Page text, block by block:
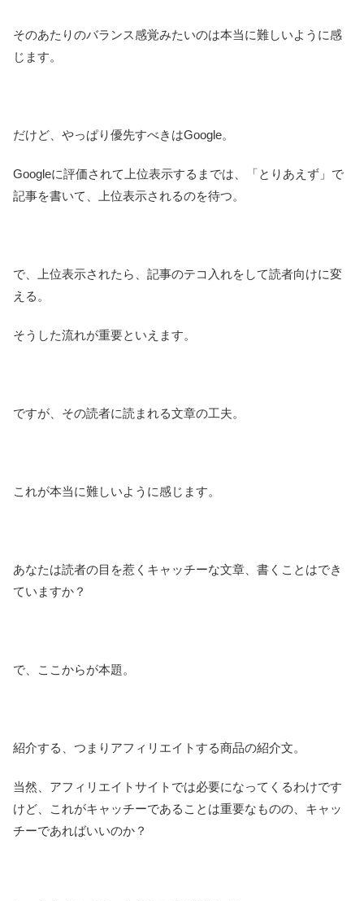
そのあたりのバランス感覚みたいのは本当に難しいように感
じます。
だけど、やっぱり優先すべきはGoogle。
Googleに評価されて上位表示するまでは、「とりあえず」で
記事を書いて、上位表示されるのを待つ。
で、上位表示されたら、記事のテコ入れをして読者向けに変
える。
そうした流れが重要といえます。
ですが、その読者に読まれる文章の工夫。
これが本当に難しいように感じます。
あなたは読者の目を惹くキャッチーな文章、書くことはでき
ていますか？
で、ここからが本題。
紹介する、つまりアフィリエイトする商品の紹介文。
当然、アフィリエイトサイトでは必要になってくるわけです
けど、これがキャッチーであることは重要なものの、キャッ
チーであればいいのか？